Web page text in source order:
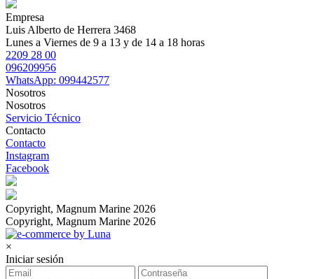
Empresa
Luis Alberto de Herrera 3468
Lunes a Viernes de 9 a 13 y de 14 a 18 horas
2209 28 00
096209956
WhatsApp: 099442577
Nosotros
Nosotros
Servicio Técnico
Contacto
Contacto
Instagram
Facebook
Copyright, Magnum Marine 2026
Copyright, Magnum Marine 2026
×
Iniciar sesión